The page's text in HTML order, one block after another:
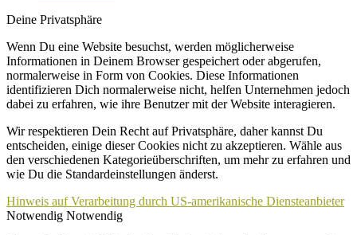
Deine Privatsphäre
Wenn Du eine Website besuchst, werden möglicherweise
Informationen in Deinem Browser gespeichert oder abgerufen,
normalerweise in Form von Cookies. Diese Informationen
identifizieren Dich normalerweise nicht, helfen Unternehmen jedoch
dabei zu erfahren, wie ihre Benutzer mit der Website interagieren.
Wir respektieren Dein Recht auf Privatsphäre, daher kannst Du
entscheiden, einige dieser Cookies nicht zu akzeptieren. Wähle aus
den verschiedenen Kategorieüberschriften, um mehr zu erfahren und
wie Du die Standardeinstellungen änderst.
Hinweis auf Verarbeitung durch US-amerikanische Diensteanbieter
Notwendig Notwendig